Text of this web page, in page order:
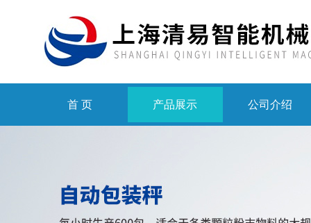
首 页 产品展示 公司介绍